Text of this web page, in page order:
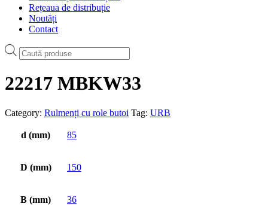
Rețeaua de distribuție
Noutăți
Contact
Products
search
22217 MBKW33
Category: Rulmenți cu role butoi Tag: URB
d (mm) 85
D (mm) 150
B (mm) 36